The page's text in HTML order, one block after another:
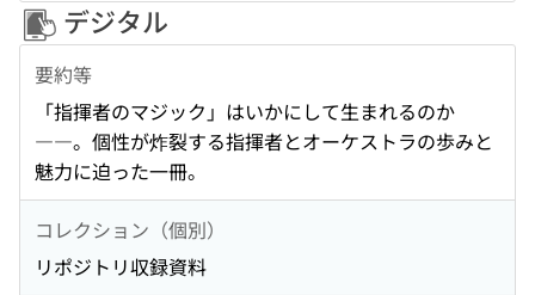
デジタル
要約等
「指揮者のマジック」はいかにして生まれるのか
――。個性が炸裂する指揮者とオーケストラの歩みと
魅力に迫った一冊。
コレクション（個別）
リポジトリ収録資料